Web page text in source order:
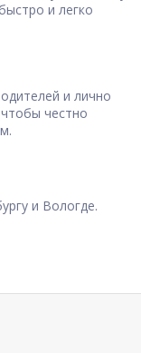
и легко
и лично
честно
и Вологде.